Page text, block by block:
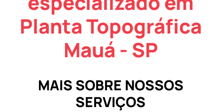
Planta Topográfica
Mauá - SP
MAIS SOBRE NOSSOS
SERVIÇOS